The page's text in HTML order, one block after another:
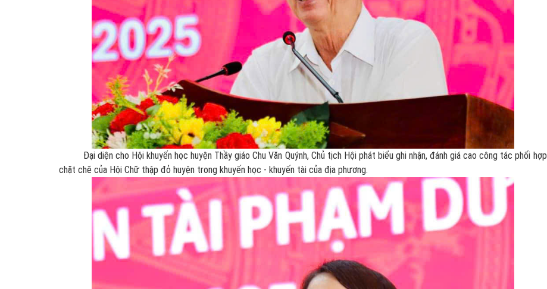
Đại diện cho Hội khuyến học huyện Thầy giáo Chu Văn Quýnh, Chủ tịch Hội phát biểu ghi nhận, đánh giá cao công tác phối hợp
chặt chẽ của Hội Chữ thập đỏ huyện trong khuyến học - khuyến tài của địa phương.